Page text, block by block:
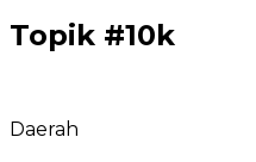
Topik #10k
Daerah